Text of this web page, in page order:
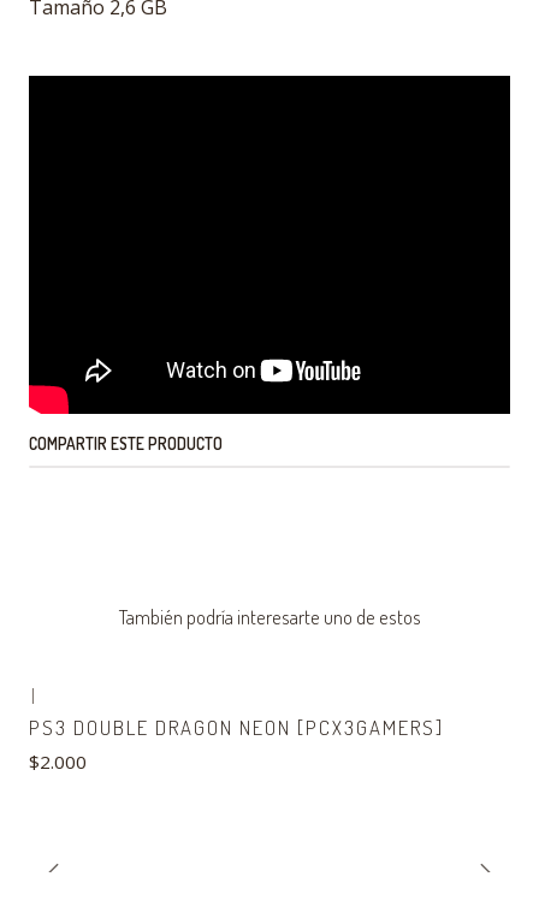
Tamaño 2,6 GB
COMPARTIR ESTE PRODUCTO
También podría interesarte uno de estos
|
PS3 DOUBLE DRAGON NEON [PCX3GAMERS]
$2.000